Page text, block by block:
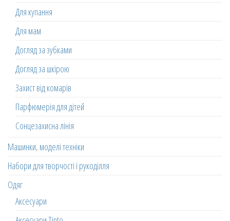
Для купання
Для мам
Догляд за зубками
Догляд за шкірою
Захист від комарів
Парфюмерія для дітей
Сонцезахисна лінія
Машинки, моделі техніки
Набори для творчості і рукоділля
Одяг
Аксесуари